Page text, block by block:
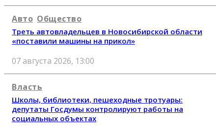
Авто Общество
Треть автовладельцев в Новосибирской области
«поставили машины на прикол»
07 августа 2026, 13:00
Власть
Школы, библиотеки, пешеходные тротуары:
депутаты Госдумы контролируют работы на
социальных объектах